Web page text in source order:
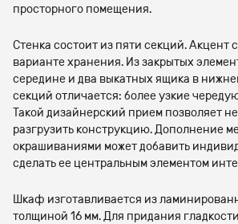
просторного помещения.
Стенка состоит из пяти секций. Акцент
варианте хранения. Из закрытых
середине и два выкатных ящика в
секций отличается: более узкие
Такой дизайнерский прием позволяет
разгрузить конструкцию. Дополнение
окрашиваниями может добавить
сделать ее центральным элементом
Шкаф изготавливается из
толщиной 16 мм. Для придания